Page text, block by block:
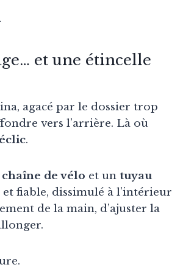
et une étincelle
agacé par le dossier trop
vers l’arrière. Là où
.
chaîne de vélo et un tuyau
fiable, dissimulé à l’intérieur
de la main, d’ajuster la